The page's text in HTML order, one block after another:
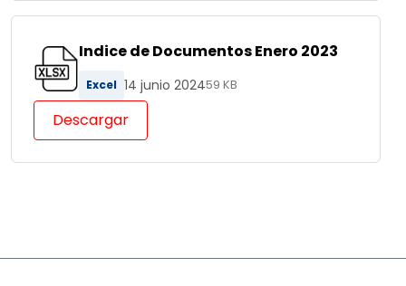
Indice de Documentos Enero 2023
Excel 14 junio 202459 KB
Descargar